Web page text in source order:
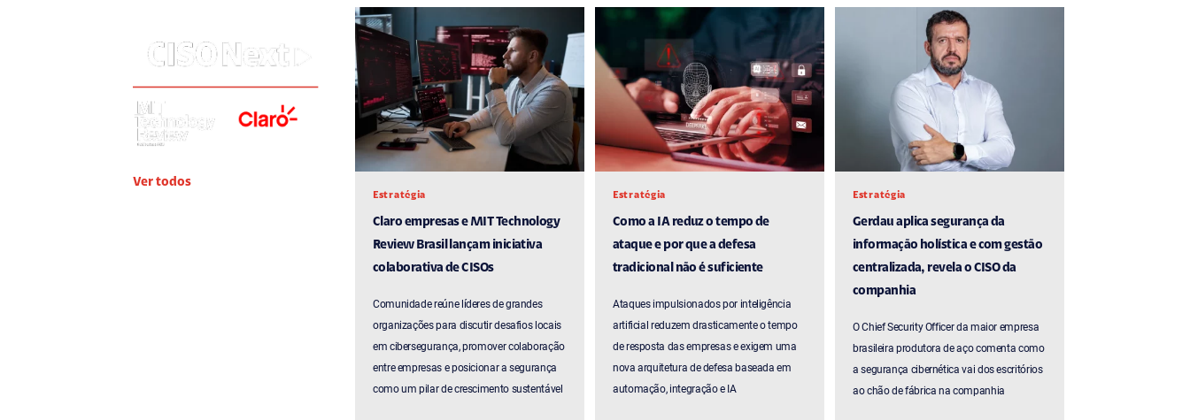
Ver todos
Estratégia
Claro empresas e MIT Technology
Review Brasil lançam iniciativa
colaborativa de CISOs
Comunidade reúne líderes de grandes
organizações para discutir desafios locais
em cibersegurança, promover colaboração
entre empresas e posicionar a segurança
como um pilar de crescimento sustentável
Estratégia
Como a IA reduz o tempo de
ataque e por que a defesa
tradicional não é suficiente
Ataques impulsionados por inteligência
artificial reduzem drasticamente o tempo
de resposta das empresas e exigem uma
nova arquitetura de defesa baseada em
automação, integração e IA
Estratégia
Gerdau aplica segurança da
informação holística e com gestão
centralizada, revela o CISO da
companhia
O Chief Security Officer da maior empresa
brasileira produtora de aço comenta como
a segurança cibernética vai dos escritórios
ao chão de fábrica na companhia